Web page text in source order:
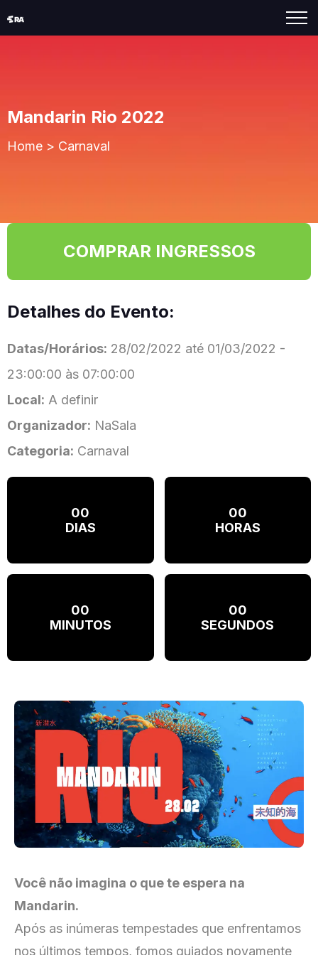
Mandarin Rio 2022
Home > Carnaval
COMPRAR INGRESSOS
Detalhes do Evento:
Datas/Horários: 28/02/2022 até 01/03/2022 -
23:00:00 às 07:00:00
Local: A definir
Organizador: NaSala
Categoria: Carnaval
00
DIAS
00
HORAS
00
MINUTOS
00
SEGUNDOS
Você não imagina o que te espera na
Mandarin.
Após as inúmeras tempestades que enfrentamos
nos últimos tempos, fomos guiados novamente